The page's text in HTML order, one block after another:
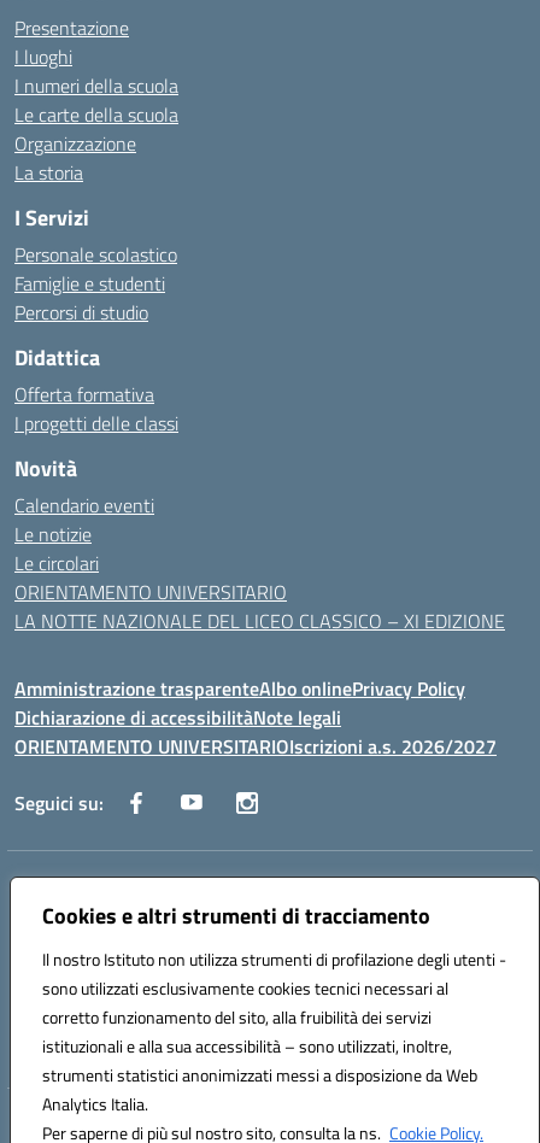
Cookies e altri strumenti di tracciamento
Il nostro Istituto non utilizza strumenti di profilazione degli utenti -
sono utilizzati esclusivamente cookies tecnici necessari al
corretto funzionamento del sito, alla fruibilità dei servizi
istituzionali e alla sua accessibilità – sono utilizzati, inoltre,
strumenti statistici anonimizzati messi a disposizione da Web
Analytics Italia.
Per saperne di più sul nostro sito, consulta la ns. Cookie Policy.
Presentazione
I luoghi
I numeri della scuola
Le carte della scuola
Organizzazione
La storia
I Servizi
Personale scolastico
Famiglie e studenti
Percorsi di studio
Didattica
Offerta formativa
I progetti delle classi
Novità
Calendario eventi
Le notizie
Le circolari
ORIENTAMENTO UNIVERSITARIO
LA NOTTE NAZIONALE DEL LICEO CLASSICO – XI EDIZIONE
Amministrazione trasparenteAlbo onlinePrivacy Policy
Dichiarazione di accessibilitàNote legali
ORIENTAMENTO UNIVERSITARIOIscrizioni a.s. 2026/2027
Seguici su:
Indirizzo:
Centralino:0882 331218 Email:fgps210002@istruzione.it
Codice fiscale: 93071630714
Codice meccanografico:
FGPS210002
Codice unico di fatturazione (CUF): UF7W9K
Hosting & Powered by 3D Solution S.r.l.